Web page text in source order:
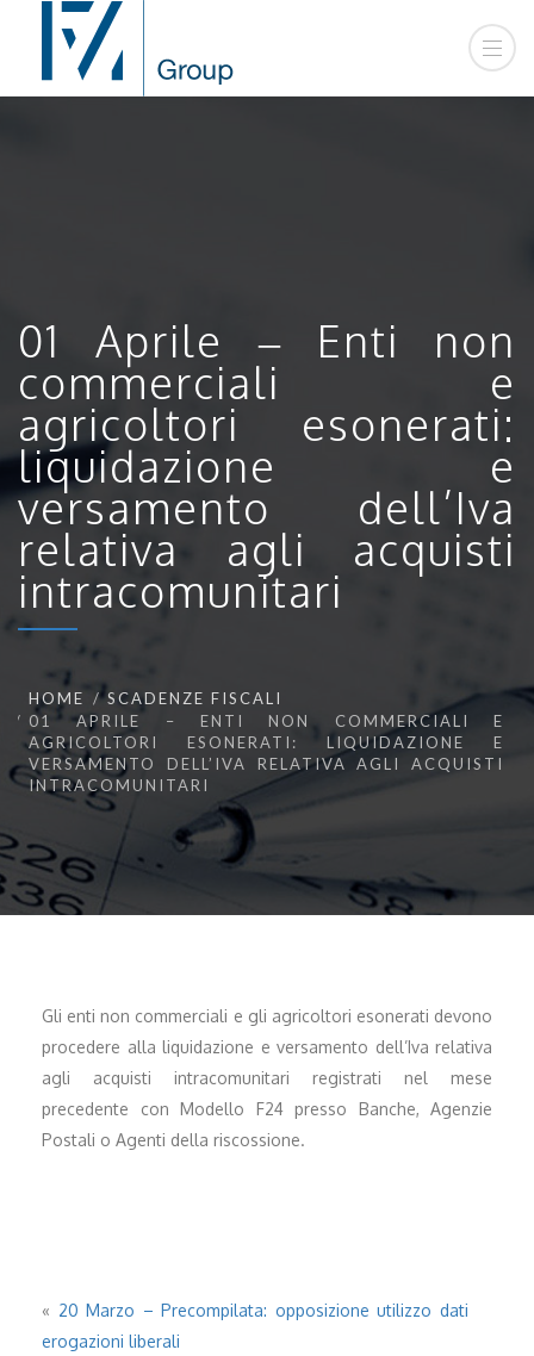
01 Aprile – Enti non
commerciali e
agricoltori esonerati:
liquidazione e
versamento dell’Iva
relativa agli acquisti
intracomunitari
HOME
SCADENZE FISCALI
01 APRILE – ENTI NON COMMERCIALI E
AGRICOLTORI ESONERATI: LIQUIDAZIONE E
VERSAMENTO DELL’IVA RELATIVA AGLI ACQUISTI
INTRACOMUNITARI
Gli enti non commerciali e gli agricoltori esonerati devono
procedere alla liquidazione e versamento dell’Iva relativa
agli acquisti intracomunitari registrati nel mese
precedente con Modello F24 presso Banche, Agenzie
Postali o Agenti della riscossione.
« 20 Marzo – Precompilata: opposizione utilizzo dati
erogazioni liberali